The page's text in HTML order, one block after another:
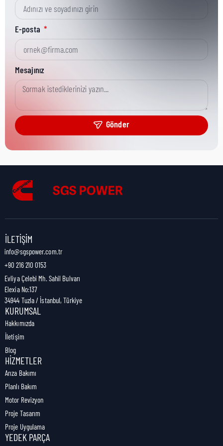
Kısa Parça No:
Ürün Grubu:
Ürün Kategorisi:
Nakliye Yüksekliği:
Nakliye Uzunluğu:
Nakliye Ağırlığı:
E-posta
Mesajınız
Gönder
İLETIŞIM
info@sgspower.com.tr
+90 216 210 0153
Evliya Çelebi Mh. Sahil Bulvarı
Elexia No:137
34944 Tuzla / İstanbul, Türkiye
KURUMSAL
Hakkımızda
İletişim
Blog
HIZMETLER
Arıza Bakımı
Planlı Bakım
Motor Revizyon
Proje Tasarım
Proje Uygulama
YEDEK PARÇA